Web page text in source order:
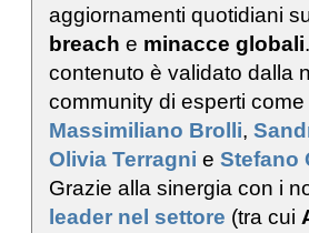
aggiornamenti quotidiani
breach e minacce globali
contenuto è validato dalla
community di esperti come
Massimiliano Brolli,
Olivia Terragni e Stefano
Grazie alla sinergia con i
leader nel settore (tra cui